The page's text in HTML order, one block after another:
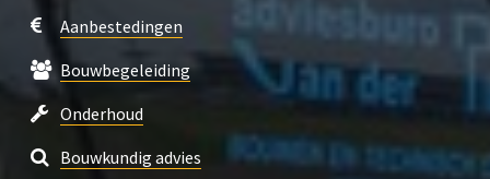
Aanbestedingen
Bouwbegeleiding
Onderhoud
Bouwkundig advies